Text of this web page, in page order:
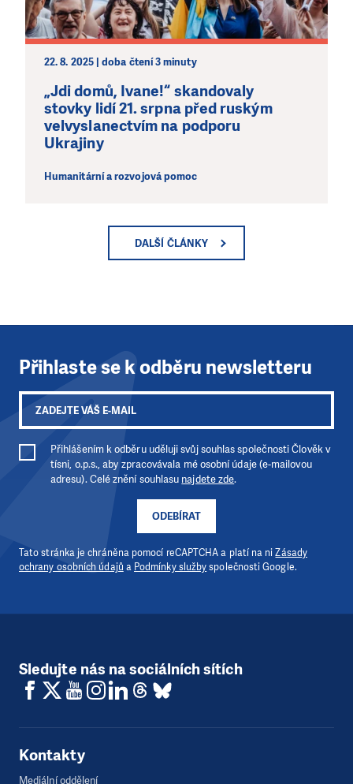
22. 8. 2025 | doba čtení 3 minuty
„Jdi domů, Ivane!“ skandovaly
stovky lidí 21. srpna před ruským
velvyslanectvím na podporu
Ukrajiny
Humanitární a rozvojová pomoc
DALŠÍ ČLÁNKY
Přihlaste se k odběru newsletteru
ODEBÍRAT
Přihlášením k odběru uděluji svůj souhlas společnosti Člověk v
tísni, o.p.s., aby zpracovávala mé osobní údaje (e-mailovou
adresu). Celé znění souhlasu najdete zde.
Tato stránka je chráněna pomocí reCAPTCHA a platí na niZásady
ochrany osobních údajů a Podmínky službyspolečnosti Google.
Sledujte nás na sociálních sítích
Kontakty
Mediální oddělení